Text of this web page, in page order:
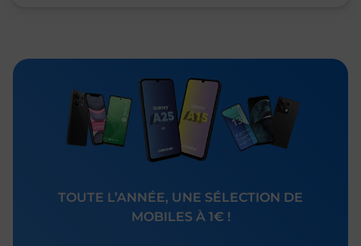
TOUTE L’ANNÉE, UNE SÉLECTION DE
MOBILES À 1€ !